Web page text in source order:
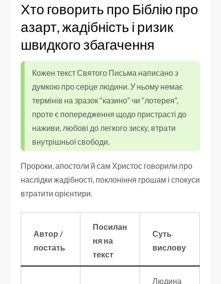
Хто говорить про Біблію про
азарт, жадібність і ризик
швидкого збагачення
Кожен текст Святого Письма написано з
думкою про серце людини. У ньому немає
термінів на зразок “казино” чи “лотерея”,
проте є попередження щодо пристрасті до
наживи, любові до легкого зиску, втрати
внутрішньої свободи.
Пророки, апостоли й сам Христос говорили про
наслідки жадібності, поклоніння грошам і спокуси
втратити орієнтири.
Автор /
постать
Посилан
ня на
текст
Суть
вислову
Людина